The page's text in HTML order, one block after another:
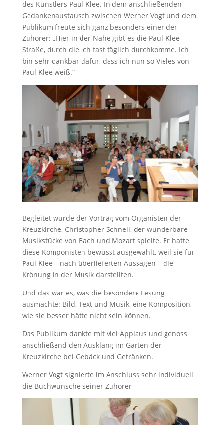
des Künstlers Paul Klee. In dem anschließenden
Gedankenaustausch zwischen Werner Vogt und dem
Publikum freute sich ganz besonders einer der
Zuhörer: „Hier in der Nähe gibt es die Paul-Klee-
Straße, durch die ich fast täglich durchkomme. Ich
bin sehr dankbar dafür, dass ich nun so Vieles von
Paul Klee weiß.“
Begleitet wurde der Vortrag vom Organisten der
Kreuzkirche, Christopher Schnell, der wunderbare
Musikstücke von Bach und Mozart spielte. Er hatte
diese Komponisten bewusst ausgewählt, weil sie für
Paul Klee – nach überlieferten Aussagen – die
Krönung in der Musik darstellten.
Und das war es, was die besondere Lesung
ausmachte: Bild, Text und Musik, eine Komposition,
wie sie besser hätte nicht sein können.
Das Publikum dankte mit viel Applaus und genoss
anschließend den Ausklang im Garten der
Kreuzkirche bei Gebäck und Getränken.
Werner Vogt signierte im Anschluss sehr individuell
die Buchwünsche seiner Zuhörer